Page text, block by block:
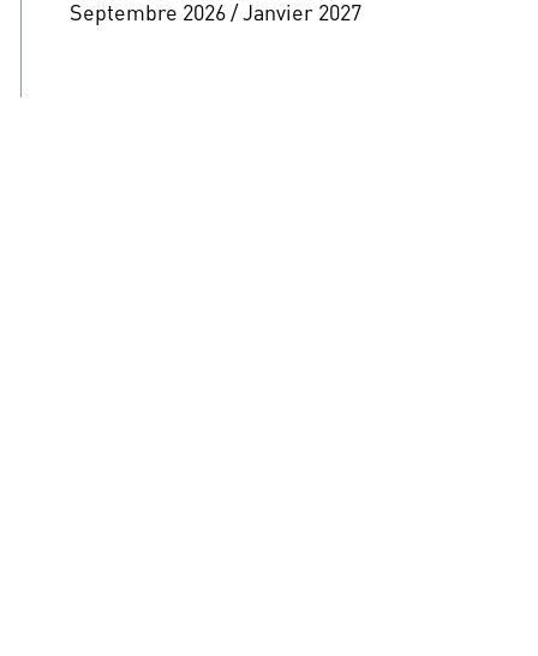
Septembre 2026 / Janvier 2027